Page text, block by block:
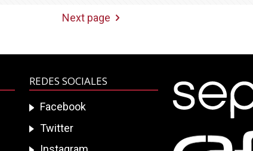
Next page
REDES SOCIALES
Facebook
Twitter